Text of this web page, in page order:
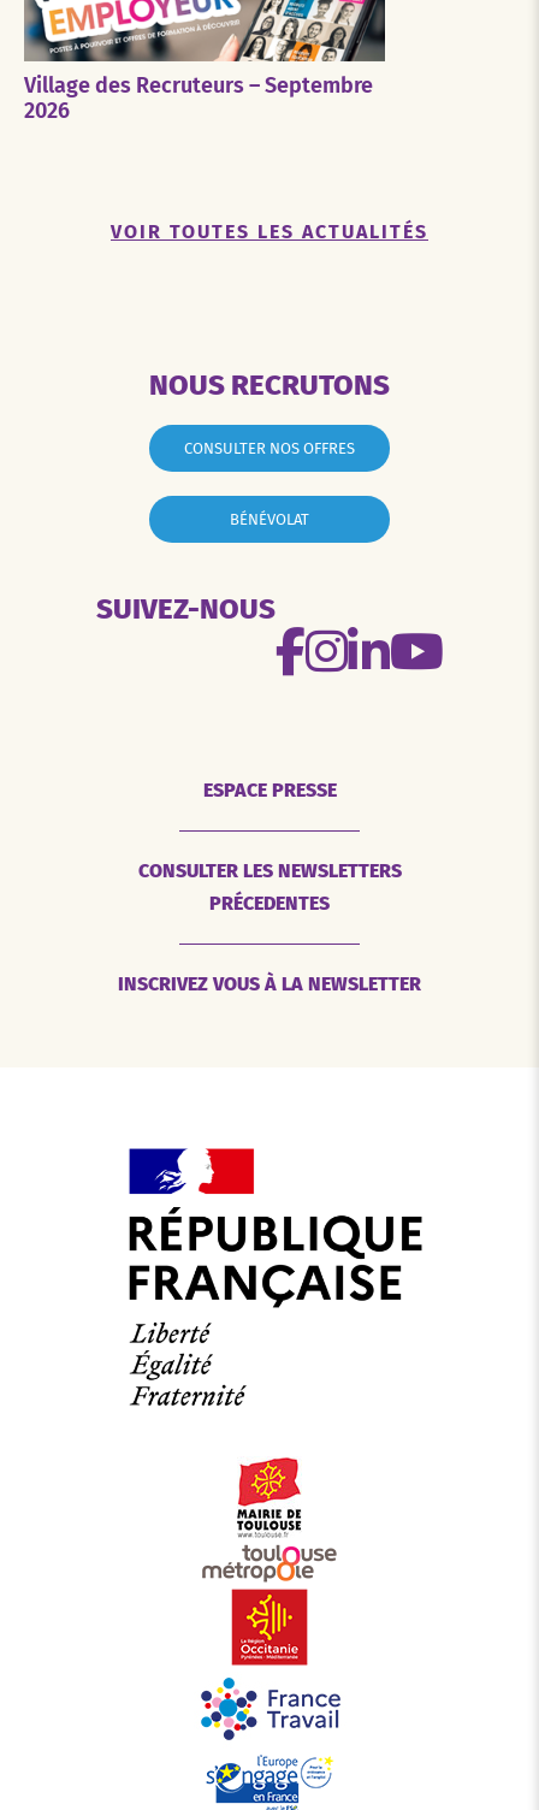
Village des Recruteurs – Septembre
2026
VOIR TOUTES LES ACTUALITÉS
NOUS RECRUTONS
CONSULTER NOS OFFRES
BÉNÉVOLAT
SUIVEZ-NOUS
ESPACE PRESSE
CONSULTER LES NEWSLETTERS
PRÉCEDENTES
INSCRIVEZ VOUS À LA NEWSLETTER